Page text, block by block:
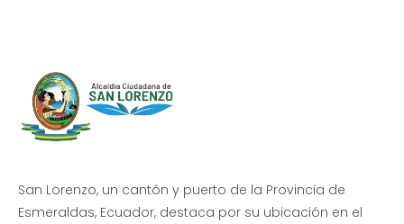
San Lorenzo, un cantón y puerto de la Provincia de
Esmeraldas, Ecuador, destaca por su ubicación en el